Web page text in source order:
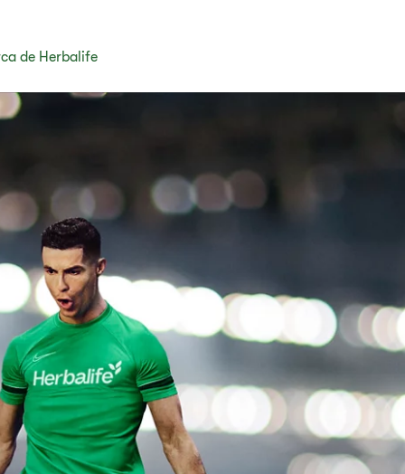
de Herbalife